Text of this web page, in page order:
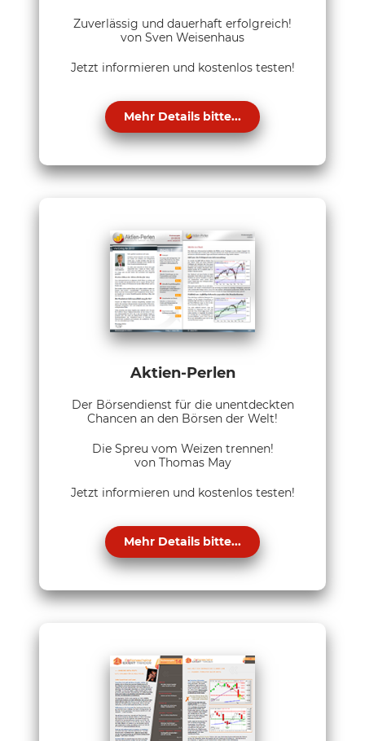
Zuverlässig und dauerhaft erfolgreich!
von Sven Weisenhaus
Jetzt informieren und kostenlos testen!
Mehr Details bitte...
Aktien-Perlen
Der Börsendienst für die unentdeckten
Chancen an den Börsen der Welt!
Die Spreu vom Weizen trennen!
von Thomas May
Jetzt informieren und kostenlos testen!
Mehr Details bitte...